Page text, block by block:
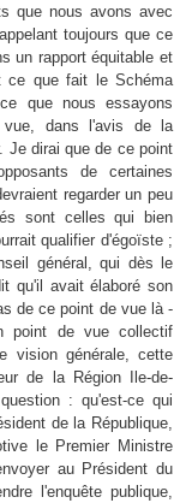
que nous avons avec
toujours que ce
un rapport équitable et
ce que fait le Schéma
que nous essayons
vue, dans l'avis de la
Je dirai que de ce point
de certaines
regarder un peu
sont celles qui bien
qualifier d'égoïste ;
général, qui dès le
qu'il avait élaboré son
de ce point de vue là -
point de vue collectif
vision générale, cette
de la Région Ile-de-
: qu'est-ce qui
de la République,
le Premier Ministre
au Président du
l'enquête publique,